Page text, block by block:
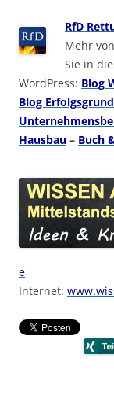
RfD
Mehr
Sie in
WordPress: Blog
Blog
Hausbau – Buch
e
Internet: